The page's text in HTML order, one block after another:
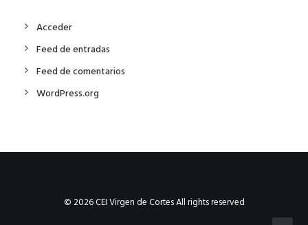
Acceder
Feed de entradas
Feed de comentarios
WordPress.org
© 2026 CEI Virgen de Cortes All rights reserved